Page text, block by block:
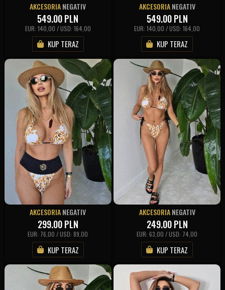
AKCESORIANEGATIV
549.00PLN
EUR: 140,00 / USD: 164,00
KUP TERAZ
AKCESORIANEGATIV
549.00PLN
EUR: 140,00 / USD: 164,00
KUP TERAZ
AKCESORIANEGATIV
299.00PLN
EUR: 76,00 / USD: 89,00
KUP TERAZ
AKCESORIANEGATIV
249.00PLN
EUR: 63,00 / USD: 74,00
KUP TERAZ